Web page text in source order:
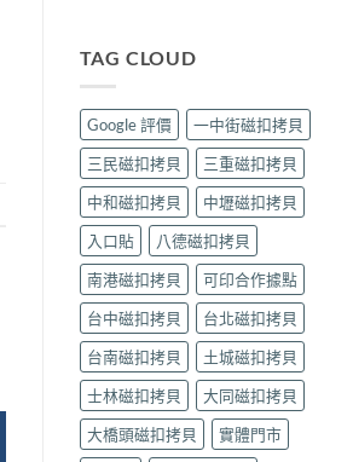
作
印〉
中
聲
現
場
製
作
｜
可
印〉
中
（晚
段）
｜
褒
揚
街
Queena
娜
據
點
｜
可
印〉
中
磁
貝
哪
裡
找？
永
芳
園
據
點
（需
預
約）
｜
可
印〉
中
TAG CLOUD
Google 評價
一中街磁扣拷貝
三民磁扣拷貝
三重磁扣拷貝
中和磁扣拷貝
中壢磁扣拷貝
入口貼
八德磁扣拷貝
南港磁扣拷貝
可印合作據點
台中磁扣拷貝
台北磁扣拷貝
台南磁扣拷貝
土城磁扣拷貝
士林磁扣拷貝
大同磁扣拷貝
大橋頭磁扣拷貝
實體門市